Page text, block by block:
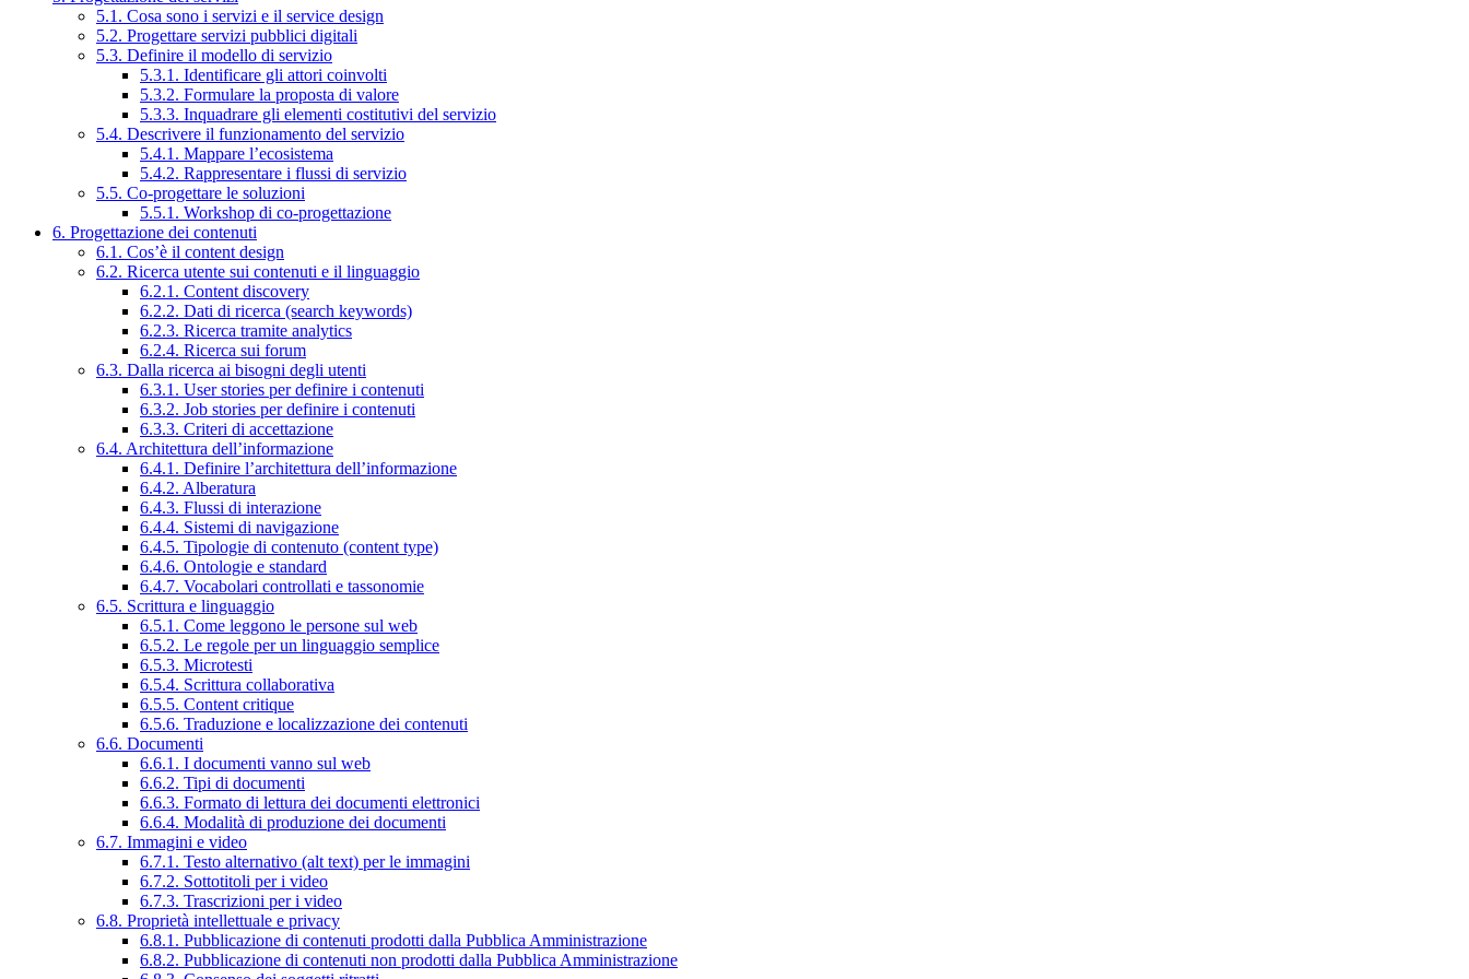
5.1. Cosa sono i servizi e il service design
5.2. Progettare servizi pubblici digitali
5.3. Definire il modello di servizio
5.3.1. Identificare gli attori coinvolti
5.3.2. Formulare la proposta di valore
5.3.3. Inquadrare gli elementi costitutivi del servizio
5.4. Descrivere il funzionamento del servizio
5.4.1. Mappare l’ecosistema
5.4.2. Rappresentare i flussi di servizio
5.5. Co-progettare le soluzioni
5.5.1. Workshop di co-progettazione
6. Progettazione dei contenuti
6.1. Cos’è il content design
6.2. Ricerca utente sui contenuti e il linguaggio
6.2.1. Content discovery
6.2.2. Dati di ricerca (search keywords)
6.2.3. Ricerca tramite analytics
6.2.4. Ricerca sui forum
6.3. Dalla ricerca ai bisogni degli utenti
6.3.1. User stories per definire i contenuti
6.3.2. Job stories per definire i contenuti
6.3.3. Criteri di accettazione
6.4. Architettura dell’informazione
6.4.1. Definire l’architettura dell’informazione
6.4.2. Alberatura
6.4.3. Flussi di interazione
6.4.4. Sistemi di navigazione
6.4.5. Tipologie di contenuto (content type)
6.4.6. Ontologie e standard
6.4.7. Vocabolari controllati e tassonomie
6.5. Scrittura e linguaggio
6.5.1. Come leggono le persone sul web
6.5.2. Le regole per un linguaggio semplice
6.5.3. Microtesti
6.5.4. Scrittura collaborativa
6.5.5. Content critique
6.5.6. Traduzione e localizzazione dei contenuti
6.6. Documenti
6.6.1. I documenti vanno sul web
6.6.2. Tipi di documenti
6.6.3. Formato di lettura dei documenti elettronici
6.6.4. Modalità di produzione dei documenti
6.7. Immagini e video
6.7.1. Testo alternativo (alt text) per le immagini
6.7.2. Sottotitoli per i video
6.7.3. Trascrizioni per i video
6.8. Proprietà intellettuale e privacy
6.8.1. Pubblicazione di contenuti prodotti dalla Pubblica Amministrazione
6.8.2. Pubblicazione di contenuti non prodotti dalla Pubblica Amministrazione